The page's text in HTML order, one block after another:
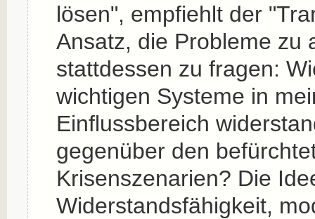
lösen", empfiehlt der
Ansatz, die Probleme zu
stattdessen zu fragen:
wichtigen Systeme in
Einflussbereich
gegenüber den
Krisenszenarien? Die
Widerstandsfähigkeit,